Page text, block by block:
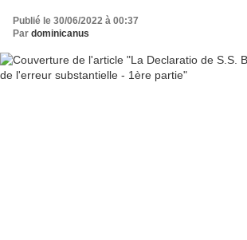
Publié le 30/06/2022 à 00:37
Par dominicanus